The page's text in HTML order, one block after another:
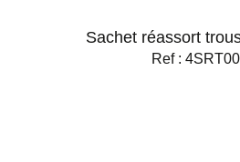
Sachet réassort
Ref :